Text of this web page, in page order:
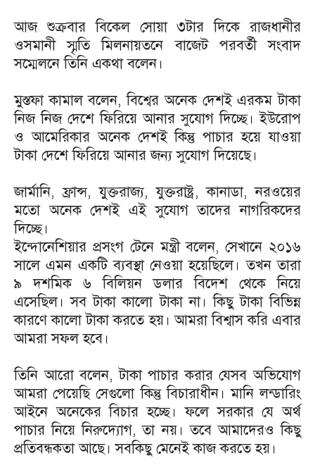
আজ শুক্রবার বিকেল সোয়া ৩টার দিকে রাজধানীর
ওসমানী স্মৃতি মিলনায়তনে বাজেট পরবর্তী সংবাদ
সম্মেলনে তিনি একথা বলেন।
মুস্তফা কামাল বলেন, বিশ্বের অনেক দেশই এরকম টাকা
নিজ নিজ দেশে ফিরিয়ে আনার সুযোগ দিচ্ছে। ইউরোপ
ও আমেরিকার অনেক দেশই কিন্তু পাচার হয়ে যাওয়া
টাকা দেশে ফিরিয়ে আনার জন্য সুযোগ দিয়েছে।
জার্মানি, ফ্রান্স, যুক্তরাজ্য, যুক্তরাষ্ট্র, কানাডা, নরওয়ের
মতো অনেক দেশই এই সুযোগ তাদের নাগরিকদের
দিচ্ছে।
ইন্দোনেশিয়ার প্রসংগ টেনে মন্ত্রী বলেন, সেখানে ২০১৬
সালে এমন একটি ব্যবস্থা নেওয়া হয়েছিলে। তখন তারা
৯ দশমিক ৬ বিলিয়ন ডলার বিদেশ থেকে নিয়ে
এসেছিল। সব টাকা কালো টাকা না। কিছু টাকা বিভিন্ন
কারণে কালো টাকা করতে হয়। আমরা বিশ্বাস করি এবার
আমরা সফল হবে।
তিনি আরো বলেন, টাকা পাচার করার যেসব অভিযোগ
আমরা পেয়েছি সেগুলো কিন্তু বিচারাধীন। মানি লন্ডারিং
আইনে অনেকের বিচার হচ্ছে। ফলে সরকার যে অর্থ
পাচার নিয়ে নিরুদ্যোগ, তা নয়। তবে আমাদেরও কিছু
প্রতিবন্ধকতা আছে। সবকিছু মেনেই কাজ করতে হয়।